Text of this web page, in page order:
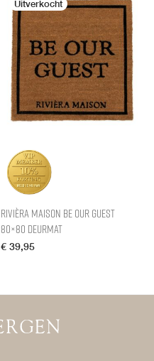
Rivièra Maison Be Our Guest
80×80 Deurmat
€ 39,95